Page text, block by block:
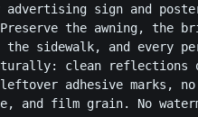
advertising sign and
the awning, the
sidewalk, and every
clean reflections
adhesive marks,